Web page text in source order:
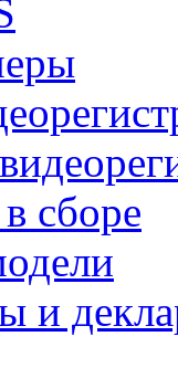
сборе
и